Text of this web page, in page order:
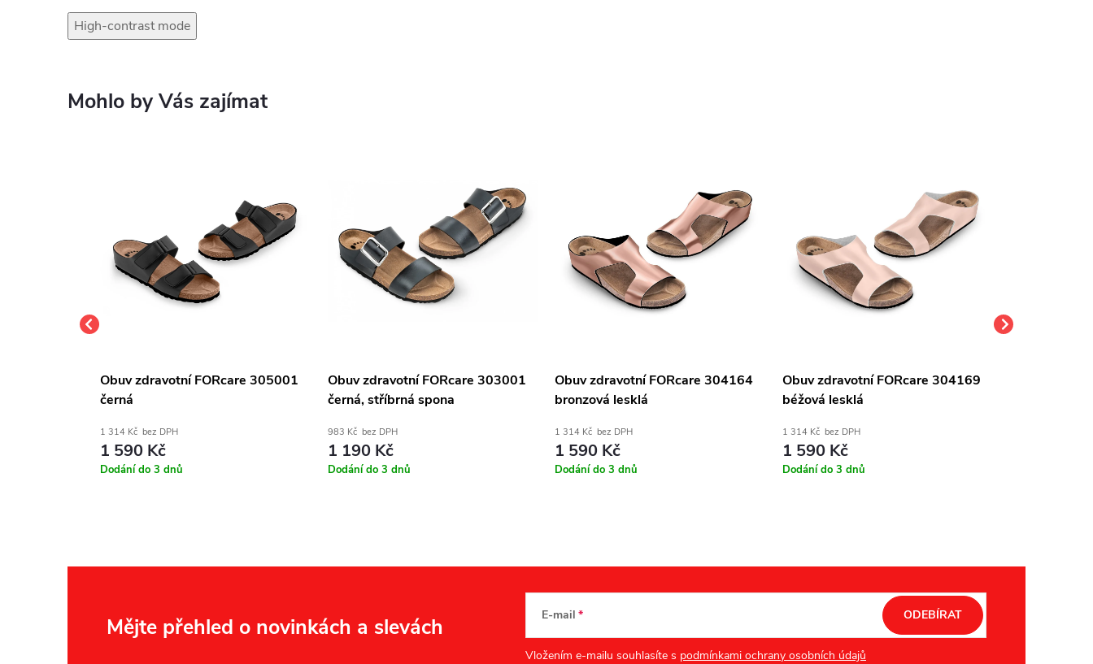
High-contrast mode
Mohlo by Vás zajímat
Obuv zdravotní FORcare 305001
černá
1 314 Kč bez DPH
1 590 Kč
Dodání do 3 dnů
Obuv zdravotní FORcare 303001
černá, stříbrná spona
983 Kč bez DPH
1 190 Kč
Dodání do 3 dnů
Obuv zdravotní FORcare 304164
bronzová lesklá
1 314 Kč bez DPH
1 590 Kč
Dodání do 3 dnů
Obuv zdravotní FORcare 304169
béžová lesklá
1 314 Kč bez DPH
1 590 Kč
Dodání do 3 dnů
Mějte přehled o novinkách a slevách E-mail
Vložením e-mailu souhlasíte s podmínkami ochrany osobních údajů
ODEBÍRAT